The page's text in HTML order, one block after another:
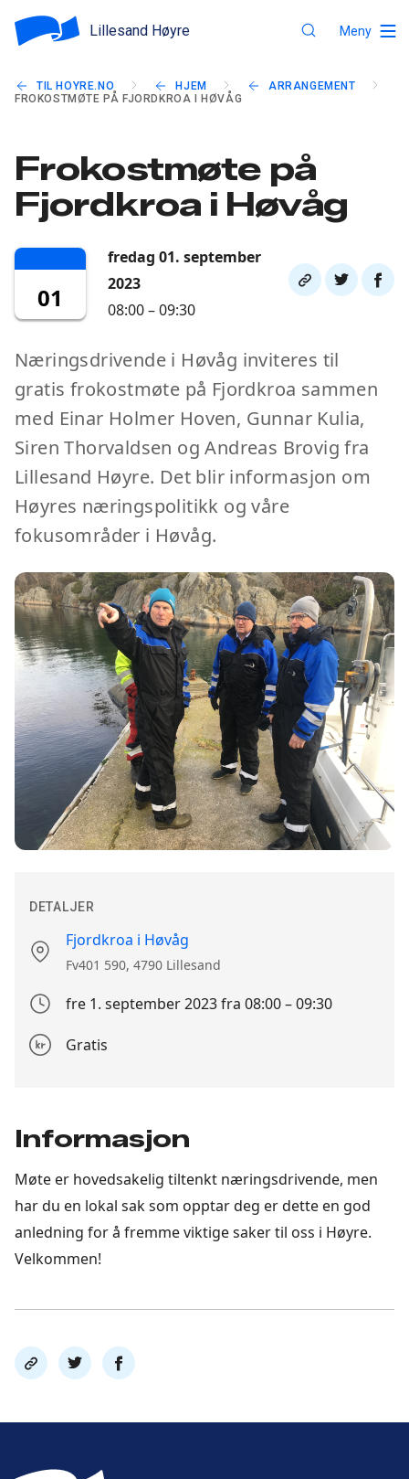
Lillesand Høyre Meny
TIL HOYRE.NO HJEM
ARRANGEMENT
FROKOSTMØTE PÅ FJORDKROA I HØVÅG
Frokostmøte på
Fjordkroa i Høvåg
01
fredag 01. september
2023
08:00 – 09:30
Del
link
Del
på
Del
på
Næringsdrivende i Høvåg inviteres til
gratis frokostmøte på Fjordkroa sammen
med Einar Holmer Hoven, Gunnar Kulia,
Siren Thorvaldsen og Andreas Brovig fra
Lillesand Høyre. Det blir informasjon om
Høyres næringspolitikk og våre
fokusområder i Høvåg.
DETALJER
Stedet
Fjordkroa i Høvåg
Fv401 590, 4790 Lillesand
Arrangement
dato
fre 1. september 2023 fra 08:00 – 09:30
Påmeldingsdetajer
Gratis
Informasjon
Møte er hovedsakelig tiltenkt næringsdrivende, men
har du en lokal sak som opptar deg er dette en god
anledning for å fremme viktige saker til oss i Høyre.
Velkommen!
Del
link
Del
på
Del
på